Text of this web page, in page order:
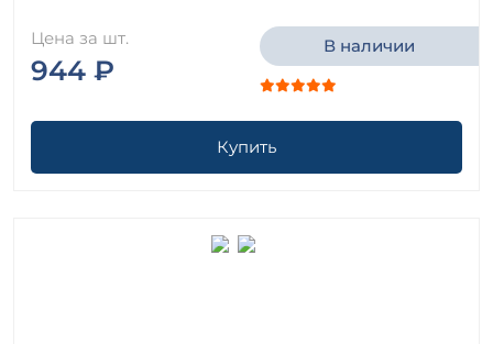
Цена за шт.
944 ₽
В наличии
Купить